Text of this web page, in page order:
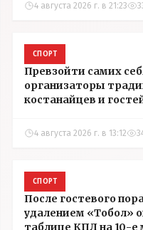
4 августа 2026 г. в 21:23
СПОРТ
Превзойти самих
организаторы
костанайцев и
4 августа 2026 г. в 13:12
СПОРТ
После гостевого
удалением «Тобол»
таблице КПЛ на 10-е